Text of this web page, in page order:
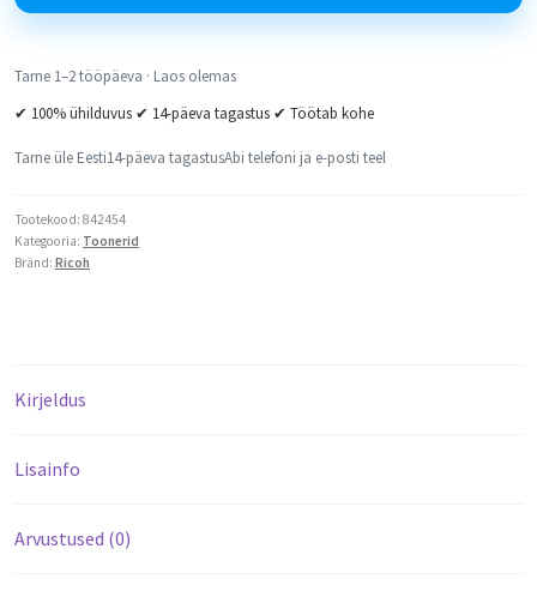
Tarne 1–2 tööpäeva · Laos olemas
✔ 100% ühilduvus ✔ 14-päeva tagastus ✔ Töötab kohe
Tarne üle Eesti14-päeva tagastusAbi telefoni ja e-posti teel
Tootekood: 842454
Kategooria: Toonerid
Bränd: Ricoh
Kirjeldus
Lisainfo
Arvustused (0)